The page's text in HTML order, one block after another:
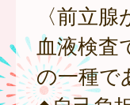
〈前立腺
血液検査
の一種で